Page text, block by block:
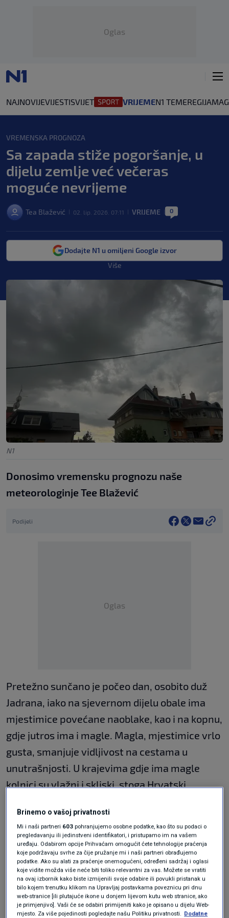
Oglas
NAJNOVIJEVIJESTISVIJET VRIJEMEN1 TEMEREGIJA
VREMENSKA PROGNOZA
Sa zapada stiže pogoršanje, u
dijelu zemlje već večeras
moguće nevrijeme
Tea Blažević 02. lip. 2026. 07:11 VRIJEME 0
Dodajte N1 u omiljeni Google izvor
Više
N1
Donosimo vremensku prognozu naše
meteorologinje Tee Blažević
Podijeli
Oglas
Pretežno sunčano je počeo dan, osobito duž
Jadrana, iako na sjevernom dijelu obale ima
mjestimice povećane naoblake, kao i na kopnu,
gdje jutros ima i magle. Magla, mjestimice vrlo
gusta, smanjuje vidljivost na cestama u
unutrašnjosti. U krajevima gdje ima magle
kolnici su vlažni i skliski, stoga Hrvatski
U nastavkuutorkaprevladavat će uglavnom
sunčano, no navečer sa zapada stiže jače
pogoršanje s kišom, pljuskovima i
grmljavinom, lokalno izraženijim. Za riječku
regiju na snazi je upozorenje na nevrijeme
putem sustava Meteoalarm Državnog
Brinemo o vašoj privatnosti
Mi i naši partneri 603 pohranjujemo osobne podatke, kao što su podaci o
pregledavanju ili jedinstveni identifikatori, i pristupamo im na vašem
uređaju. Odabirom opcije Prihvaćam omogućit ćete tehnologije praćenja
koje podržavaju svrhe za čije pružanje mi i naši partneri obrađujemo
podatke. Ako su alati za praćenje onemogućeni, određeni sadržaj i oglasi
koje vidite možda više neće biti toliko relevantni za vas. Možete se vratiti
na ovaj izbornik kako biste izmijenili svoje odabire ili povukli pristanak u
bilo kojem trenutku klikom na Upravljaj postavkama poveznicu pri dnu
web-stranice [ili plutajuće ikone u donjem lijevom kutu web stranice, ako
je primjenjivo]. Vaši će se odabiri primijeniti kako je opisano u dijelu Web-
mjesto. Za više pojedinosti pogledajte našu Politiku privatnosti. Dodatne